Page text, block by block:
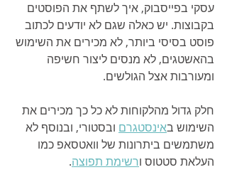
עסקי בפייסבוק, איך לשתף את הפוסטים
בקבוצות. יש כאלה שגם לא יודעים לכתוב
פוסט בסיסי ביותר, לא מכירים את השימוש
בהאשטגים, לא מנסים ליצור חשיפה
ומעורבות אצל הגולשים.
חלק גדול מהלקוחות לא כל כך מכירים את
השימוש באינסטגרם ובסטורי, ובנוסף לא
משתמשים ביתרונות של וואטסאפ כמו
העלאת סטטוס ורשימת תפוצה.